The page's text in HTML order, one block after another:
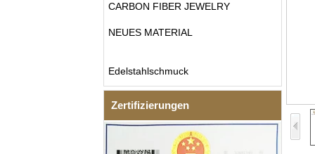
CARBON FIBER JEWELRY
NEUES MATERIAL
Edelstahlschmuck
Zertifizierungen